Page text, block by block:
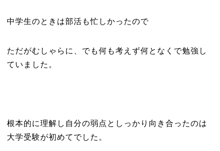
中学生のときは部活も忙しかったので
ただがむしゃらに、でも何も考えず何となくで勉強し
ていました。
根本的に理解し自分の弱点としっかり向き合ったのは
大学受験が初めてでした。